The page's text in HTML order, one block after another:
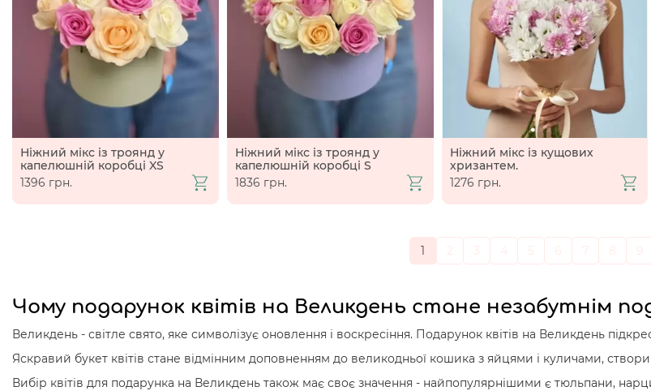
Ніжний мікс із троянд у
капелюшній коробці XS
1396 грн.
Ніжний мікс із троянд у
капелюшній коробці S
1836 грн.
Ніжний мікс із кущових
хризантем.
1276 грн.
1 2 3 4 5 6 7 8
Чому подарунок квітів на Великдень стане незабутнім
Великдень - світле свято, яке символізує оновлення і воскресіння. Подарунок квітів на Великдень
Яскравий букет квітів стане відмінним доповненням до великодньої кошика з яйцями і куличами,
Вибір квітів для подарунка на Великдень також має своє значення - найпопулярнішими є тюльпани,